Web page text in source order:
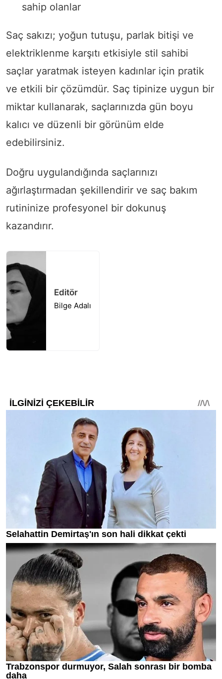
sahip olanlar
Saç sakızı; yoğun tutuşu, parlak bitişi ve
elektriklenme karşıtı etkisiyle stil sahibi
saçlar yaratmak isteyen kadınlar için pratik
ve etkili bir çözümdür. Saç tipinize uygun bir
miktar kullanarak, saçlarınızda gün boyu
kalıcı ve düzenli bir görünüm elde
edebilirsiniz.
Doğru uygulandığında saçlarınızı
ağırlaştırmadan şekillendirir ve saç bakım
rutininize profesyonel bir dokunuş
kazandırır.
Editör
Bilge Adalı